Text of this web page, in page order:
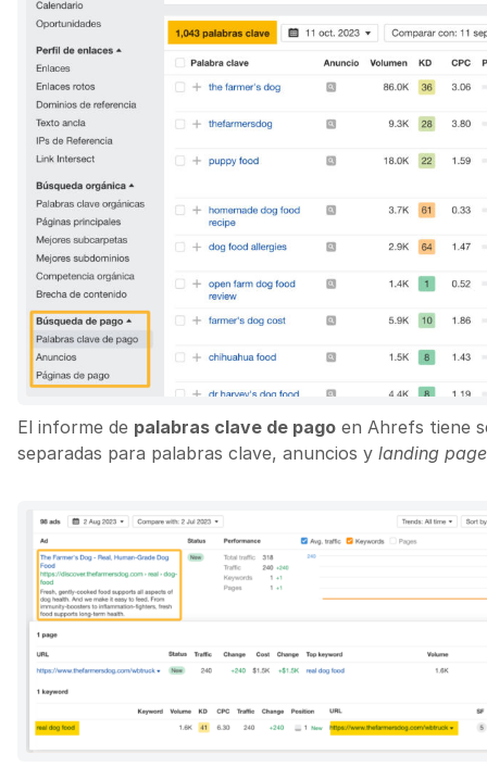
El informe de palabras clave de pago en Ahrefs tiene
separadas para palabras clave, anuncios y landing